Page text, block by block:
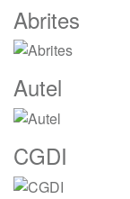
Marcas
De
Carrusel
Abrites
Autel
CGDI